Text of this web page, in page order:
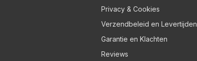
Privacy & Cookies
Verzendbeleid en Levertijden
Garantie en Klachten
Reviews